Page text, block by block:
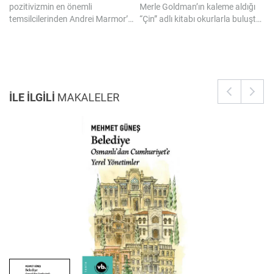
pozitivizmin en önemli
temsilcilerinden Andrei Marmor’un kaleme aldığı “Hukuk Felsefesi” adlı kitabı okurlarla buluşturuyor. Bu kapsamlı çalışma hukuk felsefesinin temel tartışmalarına odaklanıyor; pozitivist gelenekle eleştirel bir diyaloğa girerek geçerlilik, normatiflik, yorum ve hukuk dili etrafındaki meseleleri yoğun fakat anlaşılır bir üslupla ele alıyor.
Merle Goldman’ın kaleme aldığı
“Çin” adlı kitabı okurlarla buluşturuyor. Bu kapsamlı çalışma Çin’in yükselişini tarihsel derinliğiyle kavramak isteyenler için güçlü ve ufuk açıcı bir rehber olma özelliği taşıyor.
İLE İLGİLİ MAKALELER